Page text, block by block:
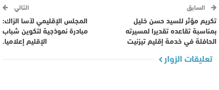
السابق
تكريم مؤثر للسيد حسن خليل
بمناسبة تقاعده تقديرا لمسيرته
الحافلة في خدمة إقليم تيزنيت
التالي
المجلس الإقليمي لآسا الزاك:
مبادرة نموذجية لتكوين شباب
الإقليم إعلاميا.
تعليقات الزوار